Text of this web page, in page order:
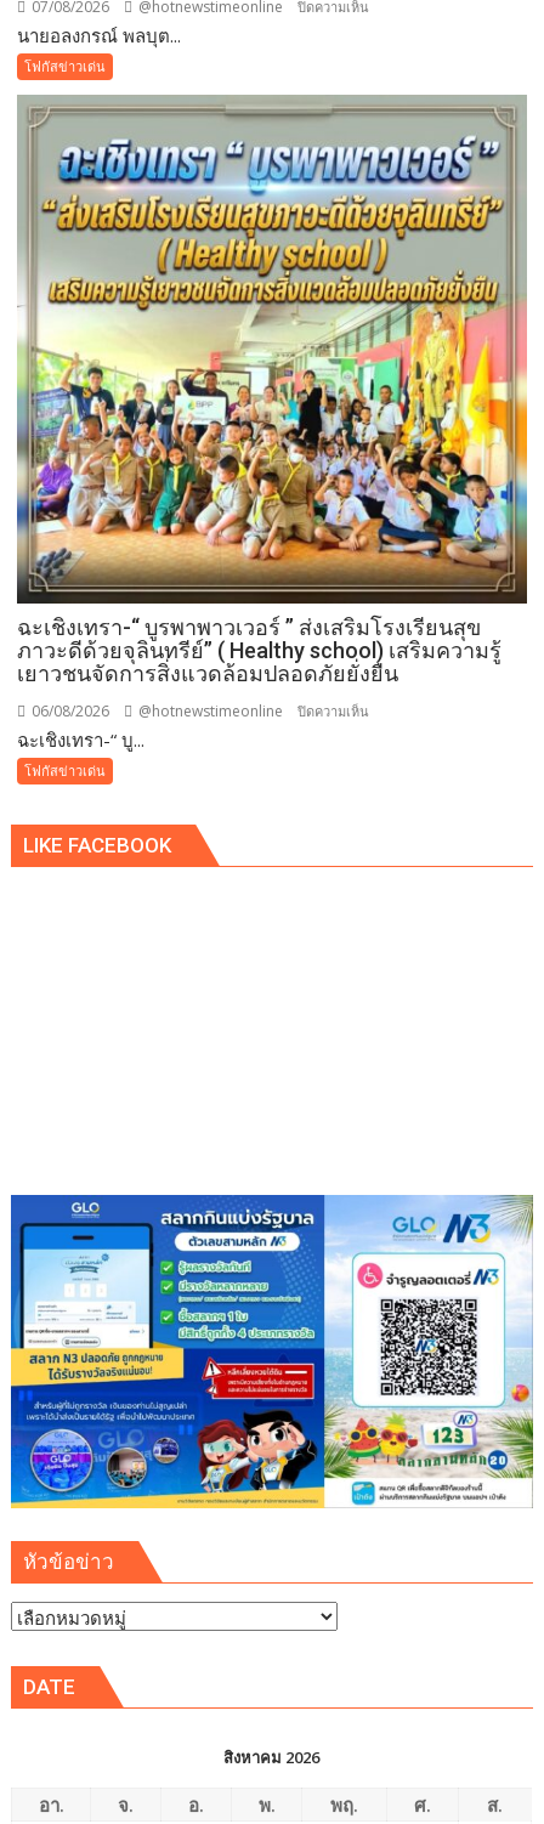
07/08/2026 @hotnewstimeonline ปิดความเห็น
ประเทศ
สิง
หา
วัน
รพี“
อุดมคติ
นัก
กฎหมาย
ภาย
ใต้
วิกฤติ
ศรัทธา
นายอลงกรณ์ พลบุต...
โฟกัสข่าวเด่น
ฉะเชิงเทรา-​“ บูรพาพาวเวอร์ ” ส่งเสริมโรงเรียนสุข
ภาวะดีด้วยจุลินทรีย์” ( Healthy school) เสริมความรู้
เยาวชนจัดการสิ่งแวดล้อมปลอดภัยยั่งยืน
06/08/2026 @hotnewstimeonline ปิดความเห็น
ว
Healthy
school)
เสริม
ความ
เยาวชน
จัดการ
สิ่ง
แวดล้อม
ปลอดภัย
ยั่งยืน
ฉะเชิงเทรา-​“ บู...
โฟกัสข่าวเด่น
LIKE FACEBOOK
หัวข้อข่าว
หัวข้อ
DATE
สิงหาคม 2026
อา. จ. อ. พ. พฤ. ศ.
ส.